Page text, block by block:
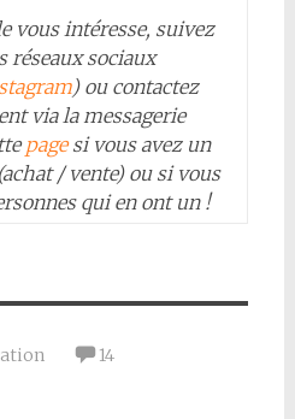
vous intéresse, suivez
réseaux sociaux
) ou contactez
via la messagerie
pagesi vous avez un
/ vente) ou si vous
qui en ont un !
14